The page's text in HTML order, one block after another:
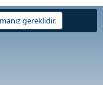
gereklidir.